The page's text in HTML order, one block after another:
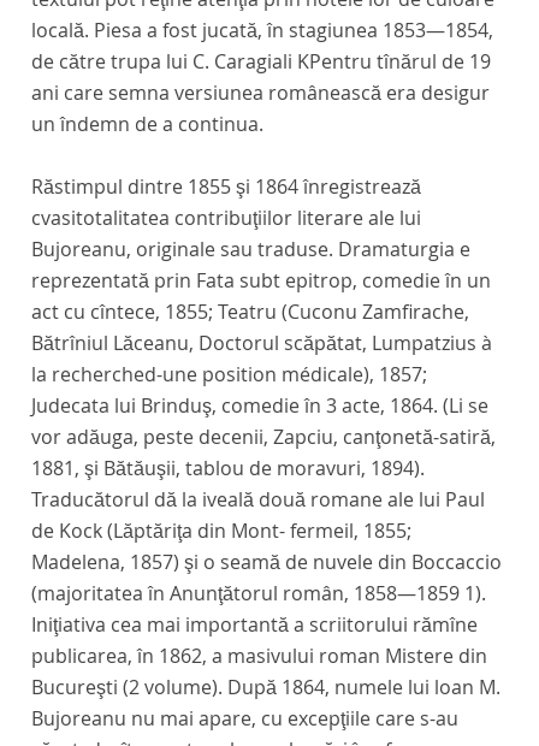
locală. Piesa a fost jucată, în stagiunea 1853—1854,
de către trupa lui C. Caragiali KPentru tînărul de 19
ani care semna versiunea românească era desigur
un îndemn de a continua.
Răstimpul dintre 1855 şi 1864 înregistrează
cvasitotalitatea contribuţiilor literare ale lui
Bujoreanu, originale sau traduse. Dramaturgia e
reprezentată prin Fata subt epitrop, comedie în un
act cu cîntece, 1855; Teatru (Cuconu Zamfirache,
Bătrîniul Lăceanu, Doctorul scăpătat, Lumpatzius à
la recherched-une position médicale), 1857;
Judecata lui Brinduş, comedie în 3 acte, 1864. (Li se
vor adăuga, peste decenii, Zapciu, canţonetă-satiră,
1881, şi Bătăuşii, tablou de moravuri, 1894).
Traducătorul dă la iveală două romane ale lui Paul
de Kock(Lăptăriţa din Mont-fermeil, 1855;
Madelena, 1857) şi o seamă de nuvele din Boccaccio
(majoritatea în Anunţătorul român, 1858—1859 1).
Iniţiativa cea mai importantă a scriitorului rămîne
publicarea, în 1862, a masivului roman Mistere din
Bucureşti (2 volume). După 1864, numele lui loan M.
Bujoreanu nu mai apare, cu excepţiile care s-au